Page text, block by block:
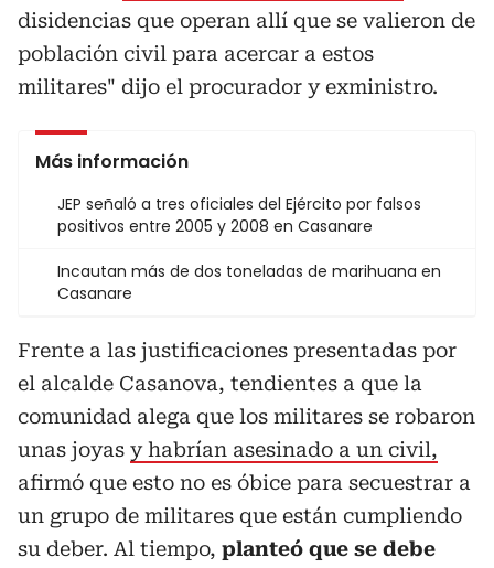
disidencias que operan allí que se valieron de
población civil para acercar a estos
militares" dijo el procurador y exministro.
Más información
JEP señaló a tres oficiales del Ejército por falsos
positivos entre 2005 y 2008 en Casanare
Incautan más de dos toneladas de marihuana en
Casanare
Frente a las justificaciones presentadas por
el alcalde Casanova, tendientes a que la
comunidad alega que los militares se robaron
unas joyas y habrían asesinado a un civil,
afirmó que esto no es óbice para secuestrar a
un grupo de militares que están cumpliendo
su deber. Al tiempo, planteó que se debe